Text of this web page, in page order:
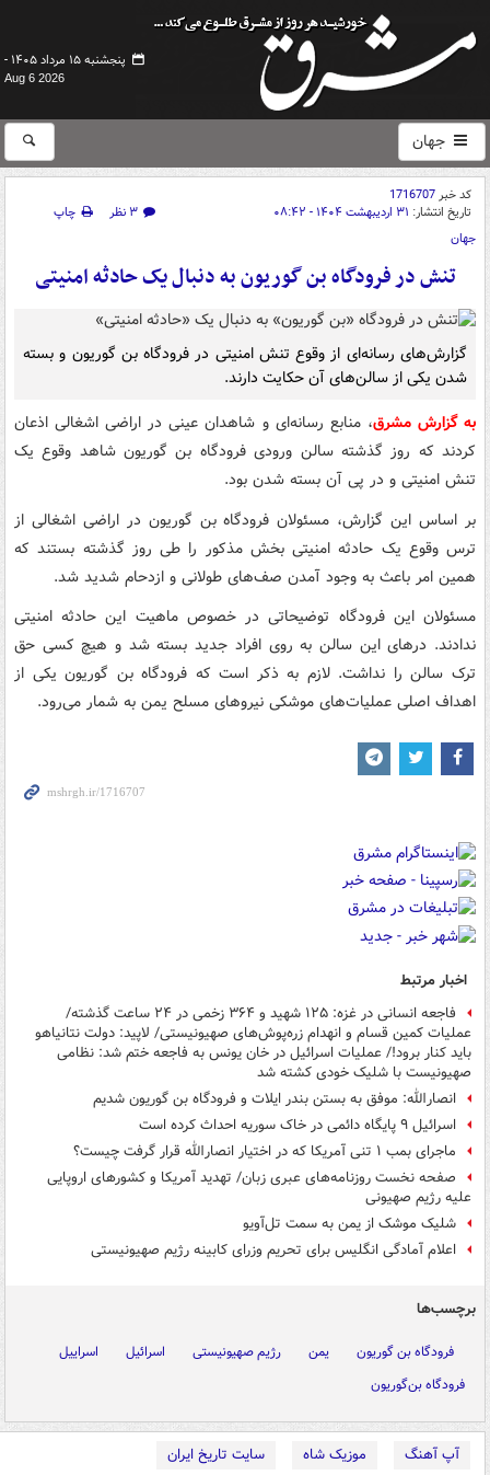
پنجشنبه ۱۵ مرداد ۱۴۰۵ -
Aug 6 2026
جهان
کد خبر1716707
تاریخ انتشار: ۳۱ اردیبهشت ۱۴۰۴ - ۰۸:۴۲ ۳ نظر
چاپ
جهان
تنش در فرودگاه بن گوریون به دنبال یک حادثه امنیتی
گزارش‌های رسانه‌ای از وقوع تنش امنیتی در فرودگاه بن گوریون و بسته
شدن یکی از سالن‌های آن حکایت دارند.
به گزارش مشرق، منابع رسانه‌ای و شاهدان عینی در اراضی اشغالی اذعان
کردند که روز گذشته سالن ورودی فرودگاه بن گوریون شاهد وقوع یک
تنش امنیتی و در پی آن بسته شدن بود.
بر اساس این گزارش، مسئولان فرودگاه بن گوریون در اراضی اشغالی از
ترس وقوع یک حادثه امنیتی بخش مذکور را طی روز گذشته بستند که
همین امر باعث به وجود آمدن صف‌های طولانی و ازدحام شدید شد.
مسئولان این فرودگاه توضیحاتی در خصوص ماهیت این حادثه امنیتی
ندادند. درهای این سالن به روی افراد جدید بسته شد و هیچ کسی حق
ترک سالن را نداشت. لازم به ذکر است که فرودگاه بن گوریون یکی از
اهداف اصلی عملیات‌های موشکی نیروهای مسلح یمن به شمار می‌رود.
اخبار مرتبط
فاجعه انسانی در غزه: ۱۲۵ شهید و ۳۶۴ زخمی در ۲۴ ساعت گذشته/
عملیات کمین قسام و انهدام زره‌پوش‌های صهیونیستی/ لاپید: دولت نتانیاهو
باید کنار برود!/ عملیات اسرائیل در خان یونس به فاجعه ختم شد: نظامی
صهیونیست با شلیک خودی کشته شد
انصارالله: موفق به بستن بندر ایلات و فرودگاه بن گوریون شدیم
اسرائیل ۹ پایگاه دائمی در خاک سوریه احداث کرده است
ماجرای بمب ۱ تنی آمریکا که در اختیار انصارالله قرار گرفت چیست؟
صفحه نخست روزنامه‌های عبری زبان/ تهدید آمریکا و کشورهای اروپایی
علیه رژیم صهیونی
شلیک موشک از یمن به سمت تل‌آویو
اعلام آمادگی انگلیس برای تحریم وزرای کابینه رژیم صهیونیستی
برچسب‌ها
فرودگاه بن گوریون یمن رژیم صهیونیستی اسرائیل
اسراییل
فرودگاه بن‌گوریون
آپ آهنگ موزیک شاه
سایت تاریخ ایران